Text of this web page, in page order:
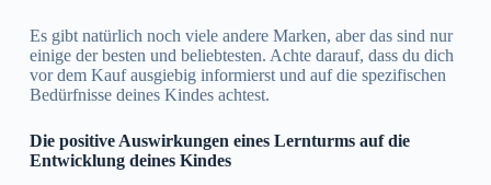
Es gibt natürlich noch viele andere Marken, aber das sind nur
einige der besten und beliebtesten. Achte darauf, dass du dich
vor dem Kauf ausgiebig informierst und auf die spezifischen
Bedürfnisse deines Kindes achtest.
Die positive Auswirkungen eines Lernturms auf die
Entwicklung deines Kindes